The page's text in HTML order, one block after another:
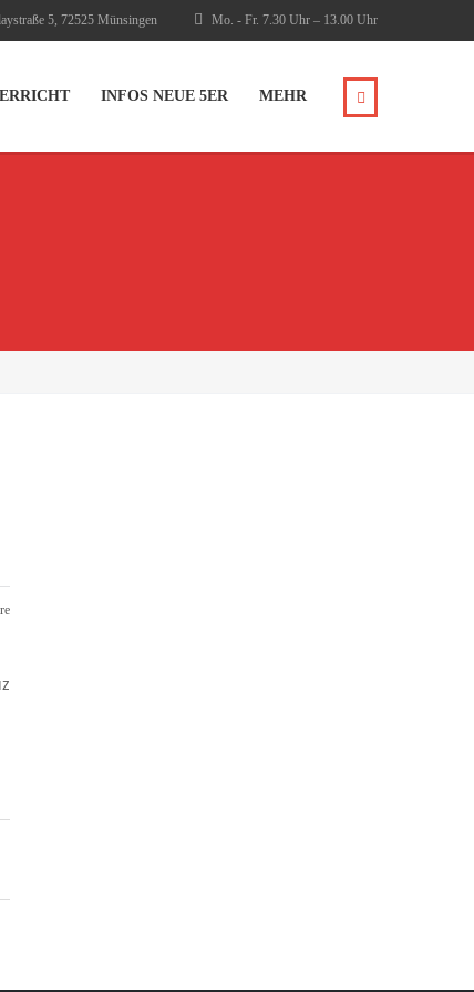
Mo. - Fr. 7.30 Uhr – 13.00 Uhr
5, 72525 Münsingen
INFOS NEUE 5ER MEHR